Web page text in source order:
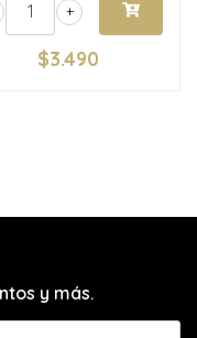
+
$3.490
y más.